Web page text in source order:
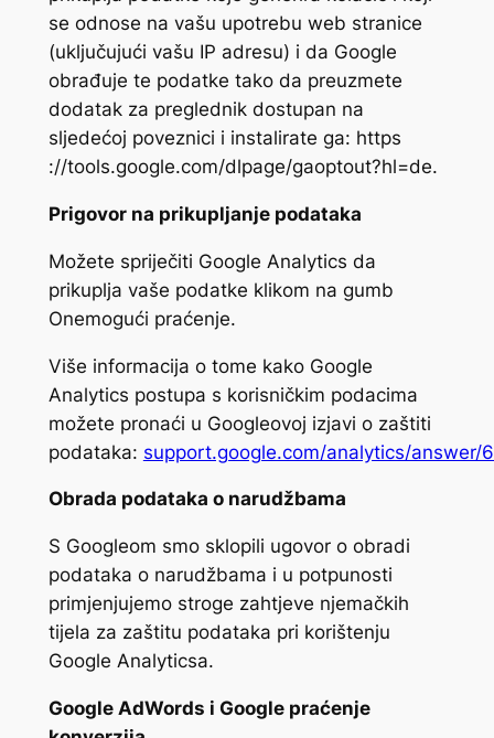
se odnose na vašu upotrebu web stranice
(uključujući vašu IP adresu) i da Google
obrađuje te podatke tako da preuzmete
dodatak za preglednik dostupan na
sljedećoj poveznici i instalirate ga: https
://tools.google.com/dlpage/gaoptout?hl=de.
Prigovor na prikupljanje podataka
Možete spriječiti Google Analytics da
prikuplja vaše podatke klikom na gumb
Onemogući praćenje.
Više informacija o tome kako Google
Analytics postupa s korisničkim podacima
možete pronaći u Googleovoj izjavi o zaštiti
podataka: support.google.com/analytics/answer/
Obrada podataka o narudžbama
S Googleom smo sklopili ugovor o obradi
podataka o narudžbama i u potpunosti
primjenjujemo stroge zahtjeve njemačkih
tijela za zaštitu podataka pri korištenju
Google Analyticsa.
Google AdWords i Google praćenje